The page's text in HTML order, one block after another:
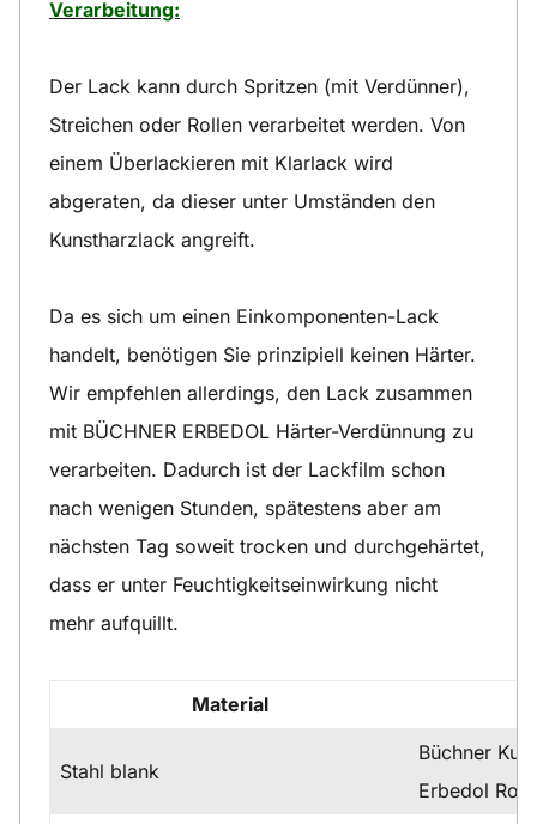
Verarbeitung:
Der Lack kann durch Spritzen (mit Verdünner),
Streichen oder Rollen verarbeitet werden. Von
einem Überlackieren mit Klarlack wird
abgeraten, da dieser unter Umständen den
Kunstharzlack angreift.
Da es sich um einen Einkomponenten-Lack
handelt, benötigen Sie prinzipiell keinen Härter.
Wir empfehlen allerdings, den Lack zusammen
mit BÜCHNER ERBEDOL Härter-Verdünnung zu
verarbeiten. Dadurch ist der Lackfilm schon
nach wenigen Stunden, spätestens aber am
nächsten Tag soweit trocken und durchgehärtet,
dass er unter Feuchtigkeitseinwirkung nicht
mehr aufquillt.
Material
Stahl blank
Büchner
Erbedol